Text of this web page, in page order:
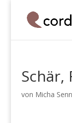
Schär,
von Micha